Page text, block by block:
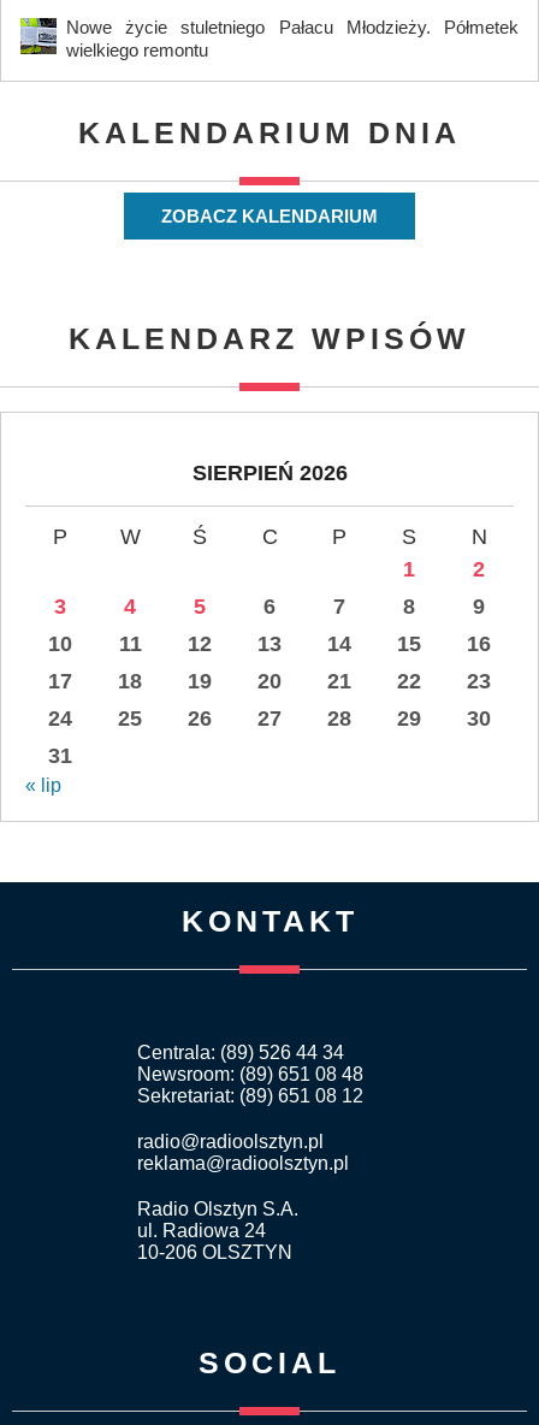
Nowe życie stuletniego Pałacu Młodzieży. Półmetek
wielkiego remontu
KALENDARIUM DNIA
ZOBACZ KALENDARIUM
KALENDARZ WPISÓW
SIERPIEŃ 2026
P W Ś C P S
N
1
2
3
4 5 6 7 8
9
10
11 12 13 14 15
16
17
18 19 20 21 22
23
24
25 26 27 28 29
30
31
« lip
KONTAKT
Centrala: (89) 526 44 34
Newsroom: (89) 651 08 48
Sekretariat: (89) 651 08 12
radio@radioolsztyn.pl
reklama@radioolsztyn.pl
Radio Olsztyn S.A.
ul. Radiowa 24
10-206 OLSZTYN
SOCIAL